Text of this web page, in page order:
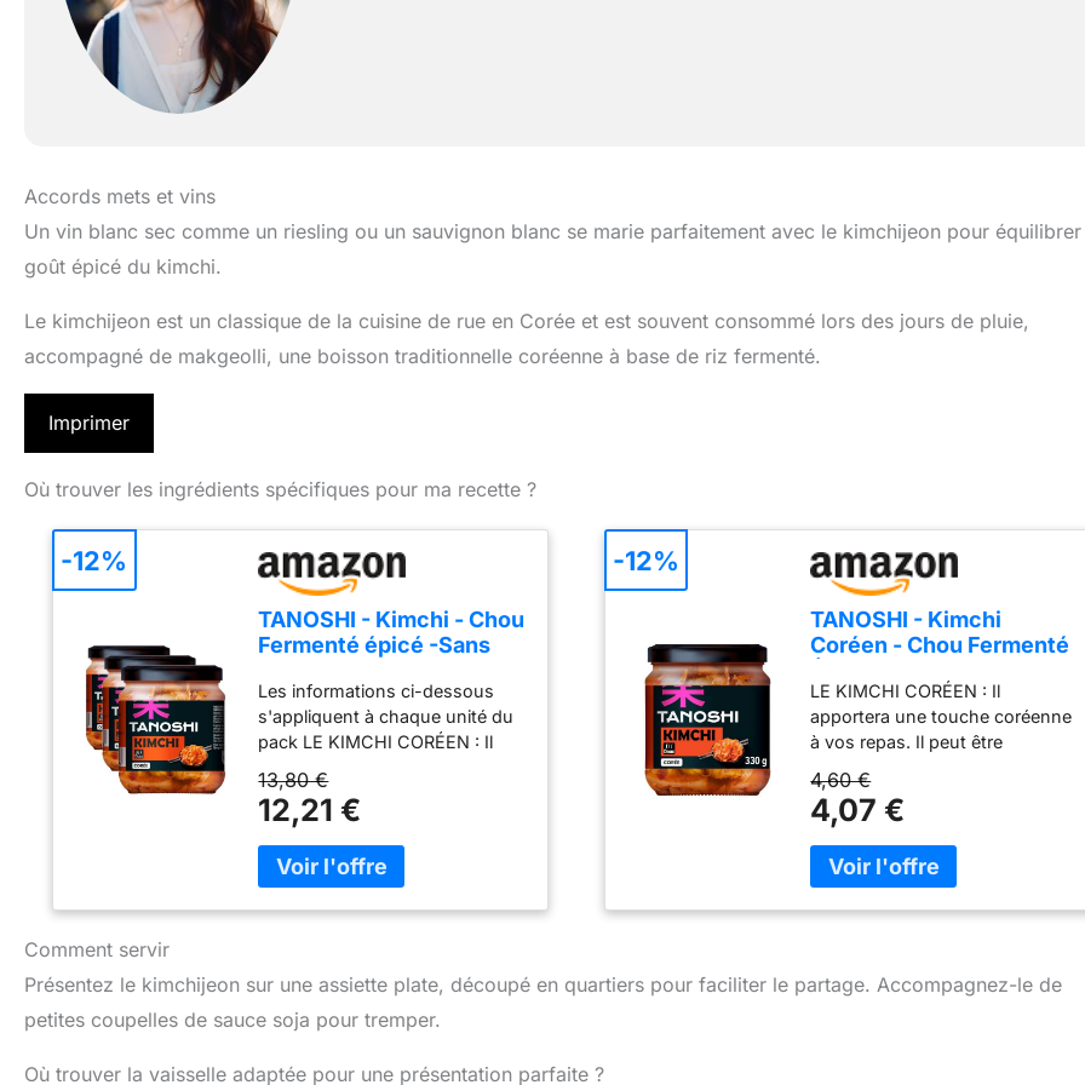
Accords mets et vins
Un vin blanc sec comme un riesling ou un sauvignon blanc se marie parfaitement avec le kimchijeon pour
goût épicé du kimchi.
Le kimchijeon est un classique de la cuisine de rue en Corée et est souvent consommé lors des jours de pluie,
accompagné de makgeolli, une boisson traditionnelle coréenne à base de riz fermenté.
Imprimer
Où trouver les ingrédients spécifiques pour ma recette ?
TANOSHI - Kimchi - Chou
Fermenté épicé -Sans
Accompagnement Pour
Une Touche Coréenne -
le pot de 330g (Lot de 3)
Les informations ci-dessous
s'appliquent à chaque unité du
pack LE KIMCHI CORÉEN : Il
à vos repas. Il peut être
consommé tel quel ou bien être
intégré à une préparation afin
de lui conférer une saveur
légèrement pimentée et épicée.
LES ATOUTS DU KIMCHI :Un
fermenté et épicé qui se
consomme comme
préparation. COMMENT
13,80 €
12,21 €
-12%
TANOSHI - Kimchi
Coréen - Chou Fermenté
LE KIMCHI CORÉEN : Il
apportera une touche coréenne
à vos repas. Il peut être
intégré à une préparation afin
de lui conférer une saveur
légèrement pimentée et épicée.
LES ATOUTS DU KIMCHI :Un
véritable trésor national, le
Kimchi coréen est ce chou
accompagnement ou dans une
4,60 €
4,07 €
-12%
Comment servir
Présentez le kimchijeon sur une assiette plate, découpé en quartiers pour faciliter le partage. Accompagnez-le de
petites coupelles de sauce soja pour tremper.
Où trouver la vaisselle adaptée pour une présentation parfaite ?